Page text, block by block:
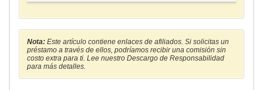
Nota: Este artículo contiene enlaces de afiliados. Si solicitas un
préstamo a través de ellos, podríamos recibir una comisión sin
costo extra para ti. Lee nuestro Descargo de Responsabilidad
para más detalles.